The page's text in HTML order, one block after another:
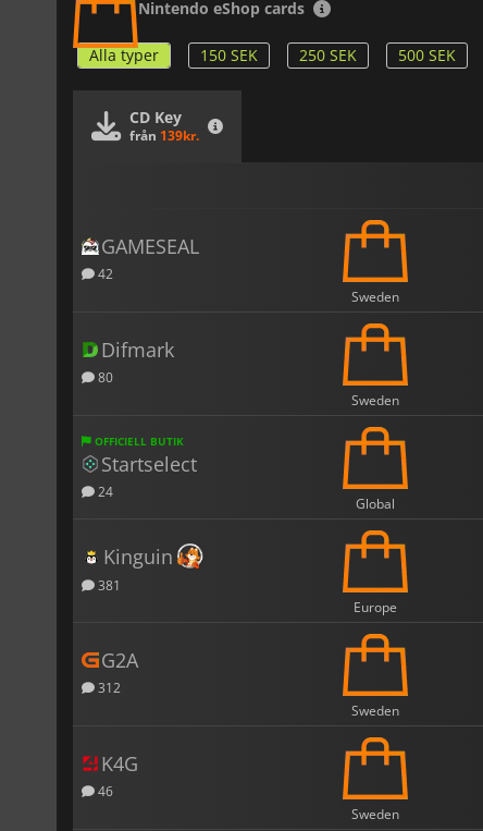
Nintendo eShop cards
Alla typer 150 SEK 250 SEK 500 SEK
CD Key
från 139kr.
GAMESEAL
42
Sweden
Difmark
80
Sweden
OFFICIELL BUTIK
Startselect
24
Global
Kinguin
381
Europe
G2A
312
Sweden
K4G
46
Sweden